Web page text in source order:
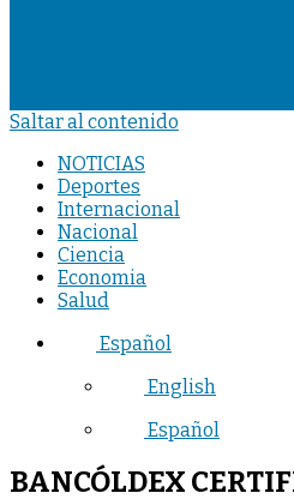
Saltar al contenido
NOTICIAS
Deportes
Internacional
Nacional
Ciencia
Economia
Salud
Español
English
Español
BANCÓLDEX